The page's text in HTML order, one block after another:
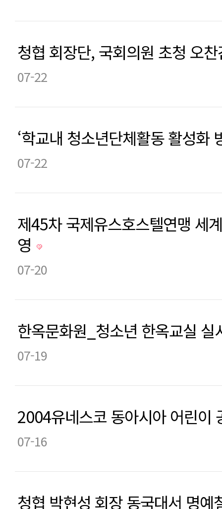
청협 회장단, 국회의원 초청 오
07-22
‘학교내 청소년단체활동 활성화
07-22
제45차 국제유스호스텔연맹 세
영
07-20
한옥문화원_청소년 한옥교실
07-19
2004유네스코 동아시아 어린이
07-16
청협 박현성 회장 동국대서 명예